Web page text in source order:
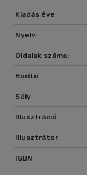
Kiadás éve
Nyelv
Oldalak száma:
Borító
Súly
Illusztráció
Illusztrátor
ISBN